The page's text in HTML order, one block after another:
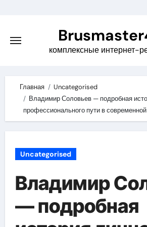
content
комплексные интернет-
Главная
Uncategorised
Владимир Соловьев — подробная
профессионального пути в
Uncategorised
Владимир
— подробная